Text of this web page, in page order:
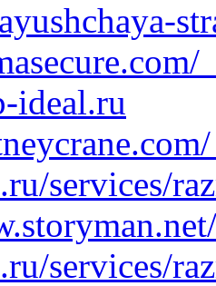
ideal.ru
services/
services/